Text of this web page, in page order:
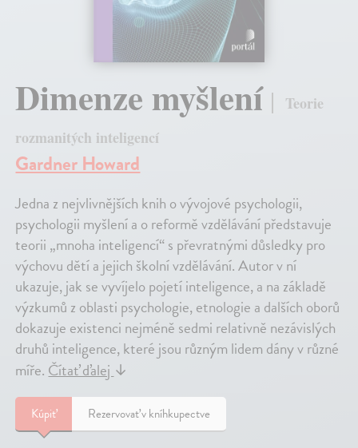
Dimenze myšlení
Teorie
rozmanitých inteligencí
Gardner Howard
Jedna z nejvlivnějších knih o vývojové psychologii,
psychologii myšlení a o reformě vzdělávání představuje
teorii „mnoha inteligencí“ s převratnými důsledky pro
výchovu dětí a jejich školní vzdělávání. Autor v ní
ukazuje, jak se vyvíjelo pojetí inteligence, a na základě
výzkumů z oblasti psychologie, etnologie a dalších oborů
dokazuje existenci nejméně sedmi relativně nezávislých
druhů inteligence, které jsou různým lidem dány v různé
míře. Čítať ďalej ↓
Kúpiť Rezervovať v kníhkupectve